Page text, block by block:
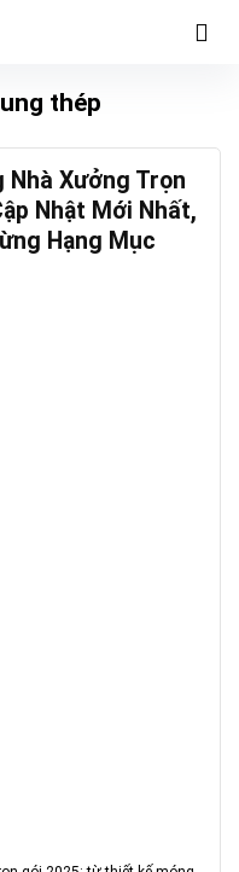
thép
Nhà Xưởng Trọn
Nhật Mới Nhất,
Hạng Mục